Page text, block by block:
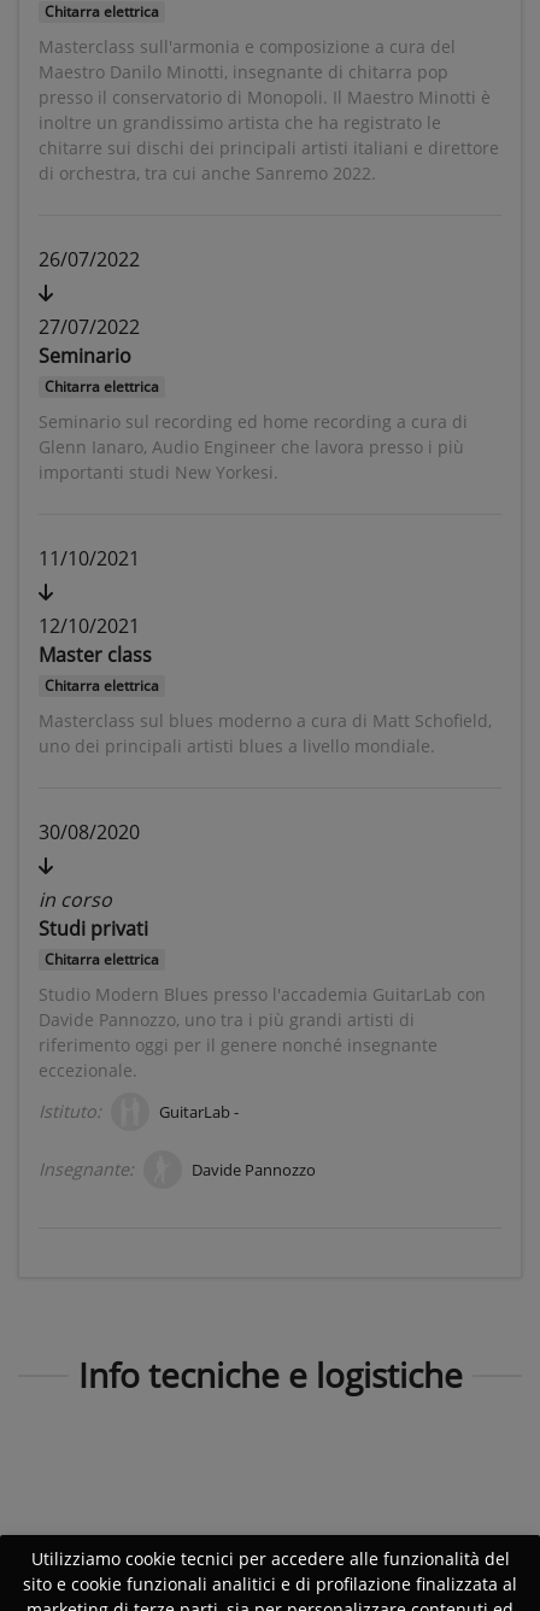
Chitarra elettrica
Masterclass sull'armonia e composizione a cura del
Maestro Danilo Minotti, insegnante di chitarra pop
presso il conservatorio di Monopoli. Il Maestro Minotti è
inoltre un grandissimo artista che ha registrato le
chitarre sui dischi dei principali artisti italiani e direttore
di orchestra, tra cui anche Sanremo 2022.
26/07/2022
27/07/2022
Seminario
Chitarra elettrica
Seminario sul recording ed home recording a cura di
Glenn Ianaro, Audio Engineer che lavora presso i più
importanti studi New Yorkesi.
11/10/2021
12/10/2021
Master class
Chitarra elettrica
Masterclass sul blues moderno a cura di Matt Schofield,
uno dei principali artisti blues a livello mondiale.
30/08/2020
in corso
Studi privati
Chitarra elettrica
Studio Modern Blues presso l'accademia GuitarLab con
Davide Pannozzo, uno tra i più grandi artisti di
riferimento oggi per il genere nonché insegnante
eccezionale.
Istituto:
GuitarLab -
Insegnante: Davide Pannozzo
Info tecniche e logistiche
Utilizziamo cookie tecnici per accedere alle funzionalità del
sito e cookie funzionali analitici e di profilazione finalizzata al